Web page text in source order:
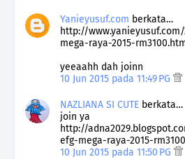
Yanieyusuf.com berkata…
http://
mega-raya-2015-
yeeaahh dah joinn
10 Jun 2015 pada 11:49 PG
NAZLIANA SI CUTE berkata…
join ya
http://
efg-mega-raya-2015-
10 Jun 2015 pada 11:50 PG